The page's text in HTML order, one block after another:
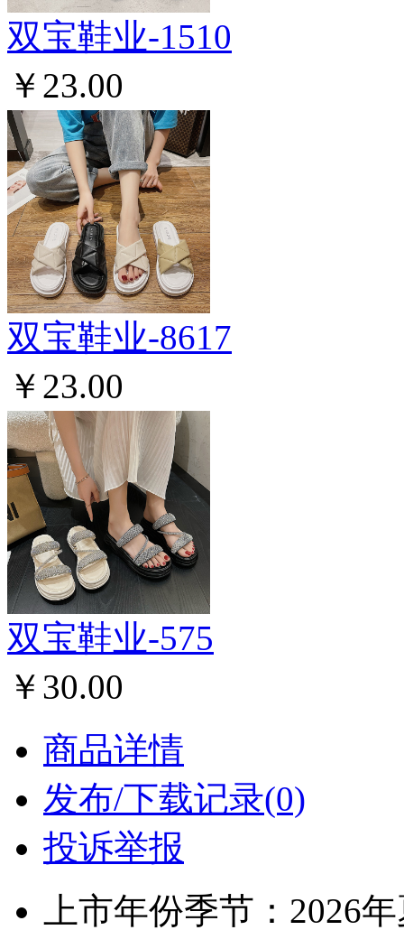
双宝鞋业-1510
￥23.00
双宝鞋业-8617
￥23.00
双宝鞋业-575
￥30.00
商品详情
发布/下载记录(0)
投诉举报
上市年份季节：2026